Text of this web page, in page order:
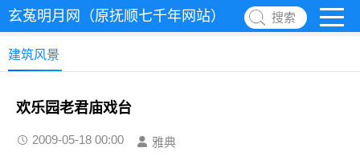
玄菟明月网（原抚顺七千年网站） 搜索
建筑风景
欢乐园老君庙戏台
2009-05-18 00:00 雅典